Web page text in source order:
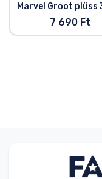
Marvel Groot plüss
7 690 Ft